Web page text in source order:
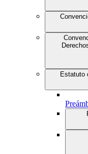
Estatuto